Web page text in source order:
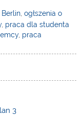
Berlin,ogłszenia o
, praca dla studenta
, praca
3